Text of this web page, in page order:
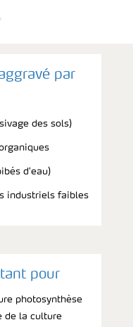
par
des sols)
d'eau)
industriels faibles
pour
photosynthèse
de la culture